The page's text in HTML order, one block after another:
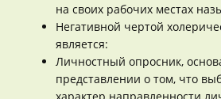
на своих рабочих местах
Негативной чертой
является:
Личностный опросник,
представлении о том, что